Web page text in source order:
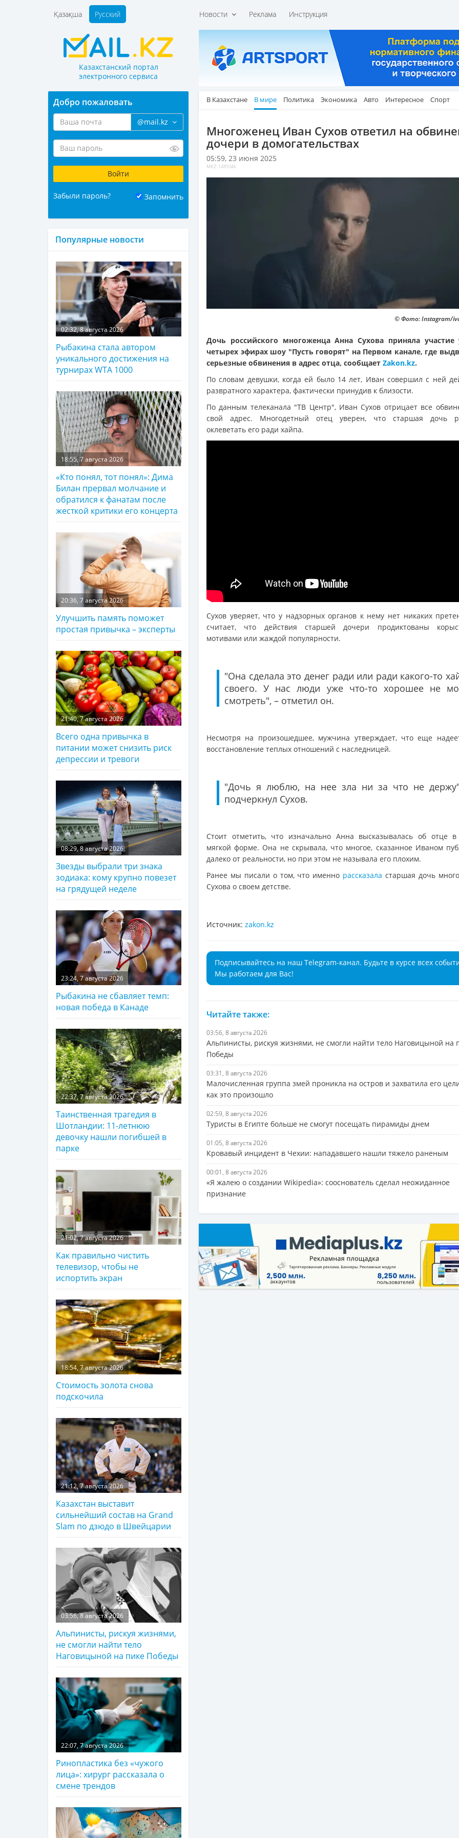
Новости Реклама Инструкция
Қазақша Русский
Казахстанский портал
электронного сервиса
В Казахстане В мире Политика Экономика Авто Интересное Спорт
Многоженец Иван Сухов ответил на
дочери в домогательствах
05:59, 23 июня 2025
MKZ: 1489346
© Фото: Instagram/
Дочь российского многоженца Анна Сухова приняла
четырех эфирах шоу "Пусть говорят" на Первом канале, где
серьезные обвинения в адрес отца, сообщает Zakon.kz.
По словам девушки, когда ей было 14 лет, Иван совершил с ней
развратного характера, фактически принудив к близости.
По данным телеканала "ТВ Центр", Иван Сухов отрицает все
свой адрес. Многодетный отец уверен, что старшая дочь
оклеветать его ради хайпа.
Сухов уверяет, что у надзорных органов к нему нет никаких
считает, что действия старшей дочери продиктованы
мотивами или жаждой популярности.
"Она сделала это денег ради или ради какого-то
своего. У нас люди уже что-то хорошее не
смотреть", – отметил он.
Несмотря на произошедшее, мужчина утверждает, что еще
восстановление теплых отношений с наследницей.
"Дочь я люблю, на нее зла ни за что не
подчеркнул Сухов.
Стоит отметить, что изначально Анна высказывалась об отце в
мягкой форме. Она не скрывала, что многое, сказанное Иваном
далеко от реальности, но при этом не называла его плохим.
Ранее мы писали о том, что именно рассказала старшая дочь
Сухова о своем детстве.
Источник: zakon.kz
Подписывайтесь на наш Telegram-канал. Будьте в курсе всех
Мы работаем для Вас!
Читайте также:
03:56, 8 августа 2026
Альпинисты, рискуя жизнями, не смогли найти тело Наговицыной на
Победы
03:31, 8 августа 2026
Малочисленная группа змей проникла на остров и захватила его
как это произошло
02:59, 8 августа 2026
Туристы в Египте больше не смогут посещать пирамиды днем
01:05, 8 августа 2026
Кровавый инцидент в Чехии: нападавшего нашли тяжело раненым
00:01, 8 августа 2026
«Я жалею о создании Wikipedia»: сооснователь сделал неожиданное
признание
Добро пожаловать
@mail.kz
Забыли пароль? Запомнить
Популярные новости
02:32, 8 августа 2026
Рыбакина стала автором
уникального достижения на
турнирах WTA 1000
18:55, 7 августа 2026
«Кто понял, тот понял»: Дима
Билан прервал молчание и
обратился к фанатам после
жесткой критики его концерта
20:36, 7 августа 2026
Улучшить память поможет
простая привычка – эксперты
21:40, 7 августа 2026
Всего одна привычка в
питании может снизить риск
депрессии и тревоги
08:29, 8 августа 2026
Звезды выбрали три знака
зодиака: кому крупно повезет
на грядущей неделе
23:24, 7 августа 2026
Рыбакина не сбавляет темп:
новая победа в Канаде
22:37, 7 августа 2026
Таинственная трагедия в
Шотландии: 11-летнюю
девочку нашли погибшей в
парке
21:02, 7 августа 2026
Как правильно чистить
телевизор, чтобы не
испортить экран
18:54, 7 августа 2026
Стоимость золота снова
подскочила
21:12, 7 августа 2026
Казахстан выставит
сильнейший состав на Grand
Slam по дзюдо в Швейцарии
03:56, 8 августа 2026
Альпинисты, рискуя жизнями,
не смогли найти тело
Наговицыной на пике Победы
22:07, 7 августа 2026
Ринопластика без «чужого
лица»: хирург рассказала о
смене трендов